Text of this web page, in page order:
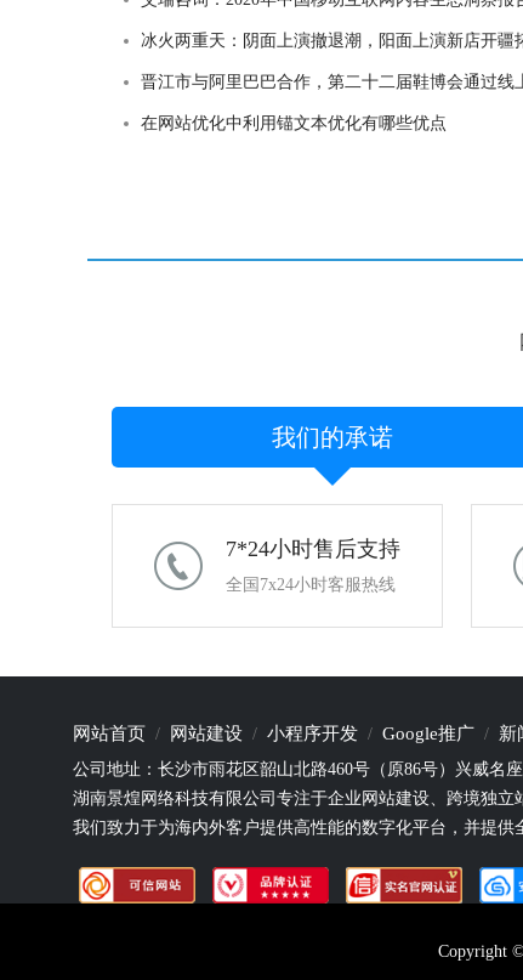
冰火两重天：阴面上演撤退潮，阳面上演新店开疆
晋江市与阿里巴巴合作，第二十二届鞋博会通过线上展会
在网站优化中利用锚文本优化有哪些优点
我们的承诺
7*24小时售后支持
全国7x24小时客服热线
网站首页 网站建设 小程序开发 Google推广 新
公司地址：长沙市雨花区韶山北路460号（原86号）兴威名
湖南景煌网络科技有限公司专注于企业网站建设、跨境独立
我们致力于为海内外客户提供高性能的数字化平台，并提
Copyright